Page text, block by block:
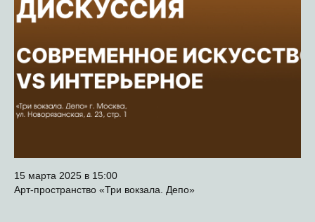
15 марта 2025 в 15:00
Арт-пространство «Три вокзала. Депо»